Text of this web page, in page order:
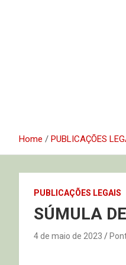
Home PUBLICAÇÕES
PUBLICAÇÕES LEGAIS
SÚMULA
4 de maio de 2023